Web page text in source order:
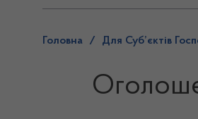
Головна / Для Суб’єктів